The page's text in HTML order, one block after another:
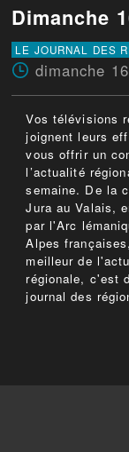
Dimanche
LE JOURNAL DES
dimanche
Vos télévisions
joignent leurs
vous offrir un
l’actualité
semaine. De la
Jura au Valais,
par l'Arc
Alpes
meilleur de
régionale, c'est
journal des